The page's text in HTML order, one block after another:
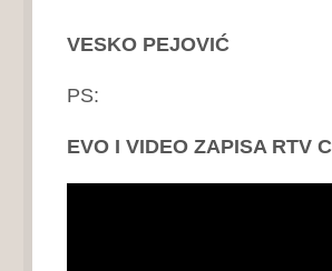
VESKO PEJOVIĆ
PS:
EVO I VIDEO ZAPISA RTV